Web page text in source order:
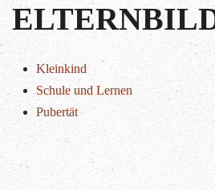
Kleinkind
Schule und Lernen
Pubertät